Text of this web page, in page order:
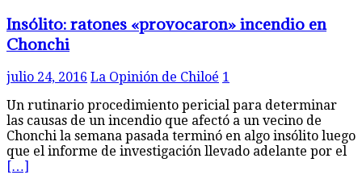
Insólito: ratones «provocaron» incendio en
Chonchi
julio 24, 2016 La Opinión de Chiloé 1
Un rutinario procedimiento pericial para determinar
las causas de un incendio que afectó a un vecino de
Chonchi la semana pasada terminó en algo insólito luego
que el informe de investigación llevado adelante por el
[…]